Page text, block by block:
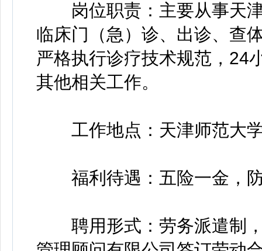
岗位职责：主要从事天津
临床门（急）诊、出诊、查
严格执行诊疗技术规范，24
其他相关工作。
工作地点：天津师范大
福利待遇：五险一金，防
聘用形式：劳务派遣制，